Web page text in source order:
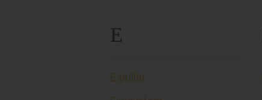
E
E-pullar